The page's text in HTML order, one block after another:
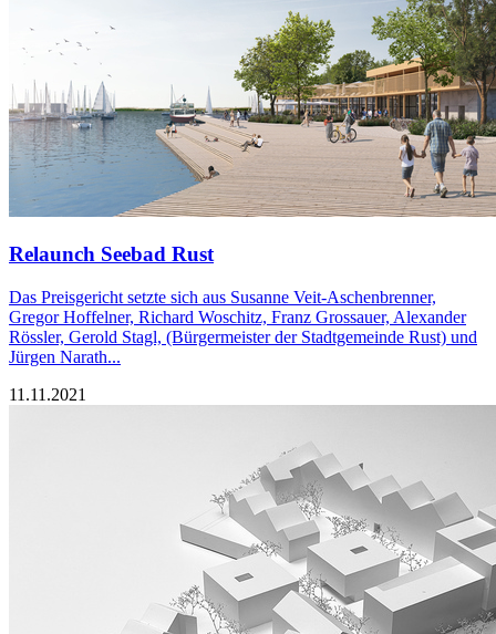
Relaunch Seebad Rust
Das Preisgericht setzte sich aus Susanne Veit-Aschenbrenner,
Gregor Hoffelner, Richard Woschitz, Franz Grossauer, Alexander
Rössler, Gerold Stagl, (Bürgermeister der Stadtgemeinde Rust) und
Jürgen Narath...
11.11.2021